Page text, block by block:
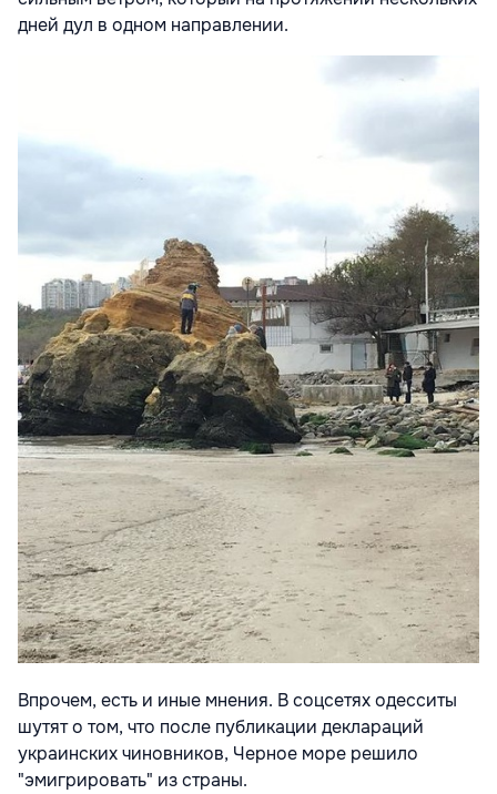
дней дул в одном направлении.
Впрочем, есть и иные мнения. В соцсетях одесситы
шутят о том, что после публикации деклараций
украинских чиновников, Черное море решило
"эмигрировать" из страны.